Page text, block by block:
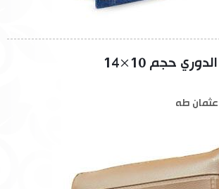
حجم 10×14
عثمان طه